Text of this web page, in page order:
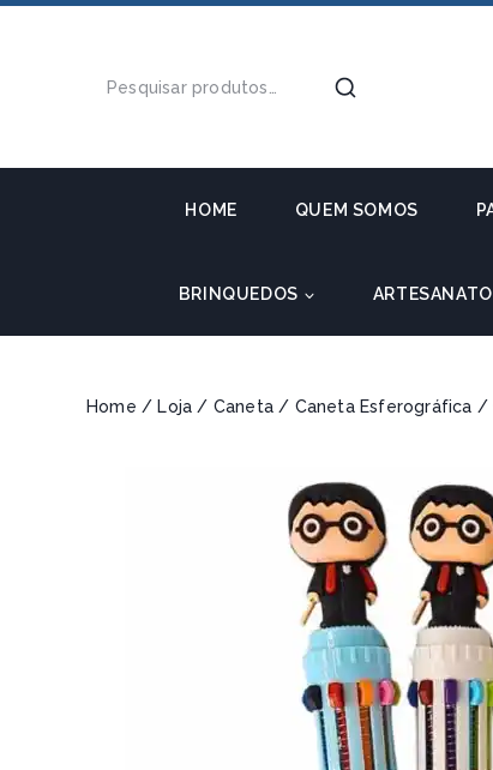
HOME QUEM SOMOS
BRINQUEDOS ARTESANATO
Home / Loja / Caneta / Caneta Esferográfica /